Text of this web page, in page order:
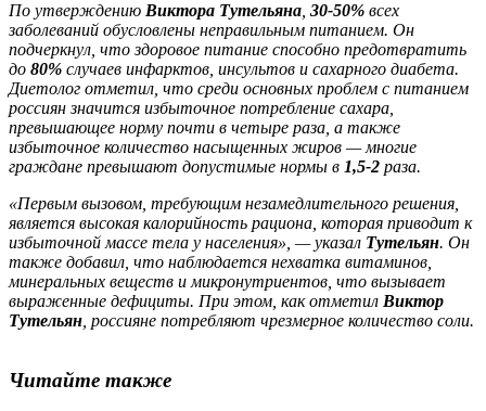
По утверждению Виктора Тутельяна 30-50% всех
заболеваний обусловлены неправильным питанием. Он
подчеркнул, что здоровое питание способно предотвратить
до 80% случаев инфарктов, инсультов и сахарного диабета.
Диетолог отметил, что среди основных проблем с питанием
россиян значится избыточное потребление сахара,
превышающее норму почти в четыре раза, а также
избыточное количество насыщенных жиров — многие
граждане превышают допустимые нормы в 1,5-2 раза.
«Первым вызовом, требующим незамедлительного решения,
является высокая калорийность рациона, которая приводит к
избыточной массе тела у населения», — указал Тутельян. Он
также добавил, что наблюдается нехватка витаминов,
минеральных веществ и микронутриентов, что вызывает
выраженные дефициты. При этом, как отметил Виктор
Тутельян , россияне потребляют чрезмерное количество соли.
Читайте также